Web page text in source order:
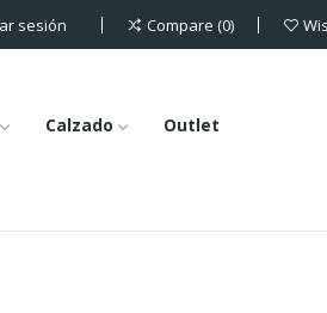
sesión Compare 0
Calzado Outlet